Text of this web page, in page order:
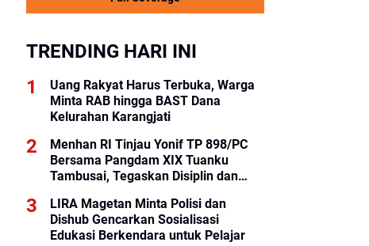
TRENDING HARI INI
Uang Rakyat Harus Terbuka, Warga
Minta RAB hingga BAST Dana
Kelurahan Karangjati
Menhan RI Tinjau Yonif TP 898/PC
Bersama Pangdam XIX Tuanku
Tambusai, Tegaskan Disiplin dan
LIRA Magetan Minta Polisi dan
Dishub Gencarkan Sosialisasi
Edukasi Berkendara untuk Pelajar